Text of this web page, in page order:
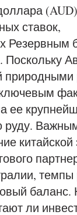
ставок,
Резервным
ее
руду.
темпы
баланс.
ли